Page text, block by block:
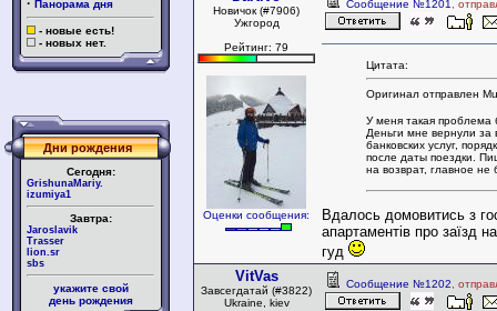
· Панорама дня
- новые есть!
- новых нет.
Дни рождения
Сегодня:
GrishunaMariy.
izumiya1
Завтра:
Jaroslavik
Trasser
lion.sr
sbs
укажите свой
день рождения
Новичок (#7906)
Ужгород
Рейтинг: 79
Оценки сообщения:
Сообщение №1201 ,
Цитата:
Оригинал отправлен
У меня такая проблема
Деньги мне вернули за
банковских услуг,
после даты поездки.
на возврат, главное не
Вдалось домовитись з
апартаментів про заїзд
гуд
VitVas
Завсегдатай (#3822)
Ukraine, kiev
Сообщение №1202 ,